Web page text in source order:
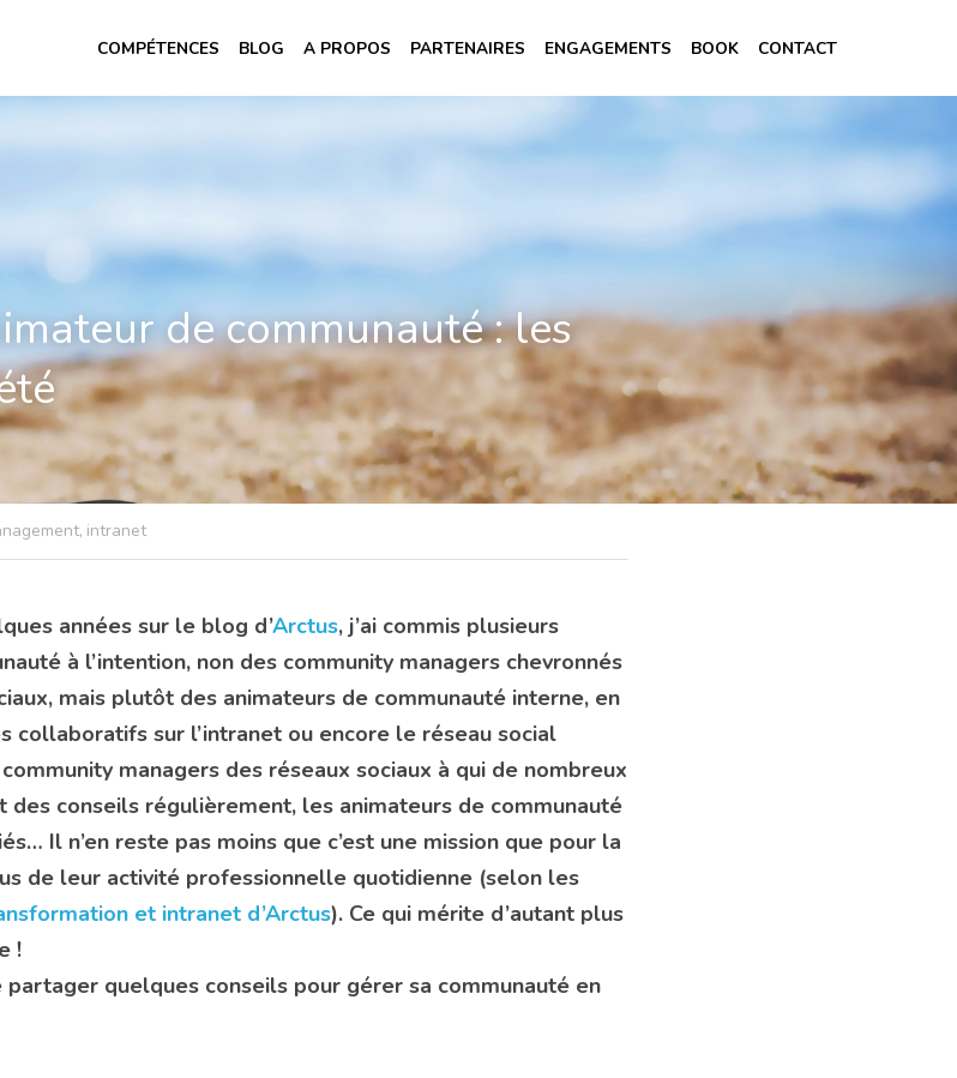
COMPÉTENCES BLOG A PROPOS PARTENAIRES ENGAGEMENTS BOOK CONTACT
de communauté : les
intranet
années sur le blog d’Arctus, j’ai commis plusieurs
à l’intention, non des community managers chevronnés
mais plutôt des animateurs de communauté interne, en
collaboratifs sur l’intranet ou encore le réseau social
managers des réseaux sociaux à qui de nombreux
conseils régulièrement, les animateurs de communauté
Il n’en reste pas moins que c’est une mission que pour la
de leur activité professionnelle quotidienne (selon les
et intranet d’Arctus). Ce qui mérite d’autant plus
!
partager quelques conseils pour gérer sa communauté en